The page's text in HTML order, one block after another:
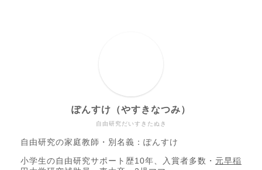
自由研究だいすきたぬき
ぽんすけ（やすきなつみ）
自由研究の家庭教師・別名義：ぽんすけ
小学生の自由研究サポート歴10年、入賞者多数・ 元早稲